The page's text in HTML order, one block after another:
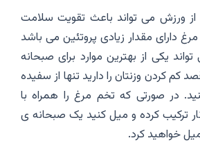
ورزش می تواند باعث تقویت سلامت
دارای مقدار زیادی پروتئین می باشد
یکی از بهترین موارد برای صبحانه
کم کردن وزنتان را دارید تنها از سفیده
در صورتی که تخم مرغ را همراه با
ترکیب کرده و میل کنید یک صبحانه ی
خواهید کرد.